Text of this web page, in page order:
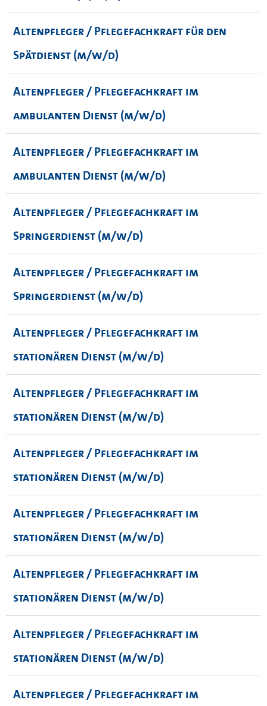
Altenpfleger / Pflegefachkraft für den
Spätdienst (m/w/d)
Altenpfleger / Pflegefachkraft im
ambulanten Dienst (m/w/d)
Altenpfleger / Pflegefachkraft im
ambulanten Dienst (m/w/d)
Altenpfleger / Pflegefachkraft im
Springerdienst (m/w/d)
Altenpfleger / Pflegefachkraft im
Springerdienst (m/w/d)
Altenpfleger / Pflegefachkraft im
stationären Dienst (m/w/d)
Altenpfleger / Pflegefachkraft im
stationären Dienst (m/w/d)
Altenpfleger / Pflegefachkraft im
stationären Dienst (m/w/d)
Altenpfleger / Pflegefachkraft im
stationären Dienst (m/w/d)
Altenpfleger / Pflegefachkraft im
stationären Dienst (m/w/d)
Altenpfleger / Pflegefachkraft im
stationären Dienst (m/w/d)
Altenpfleger / Pflegefachkraft im